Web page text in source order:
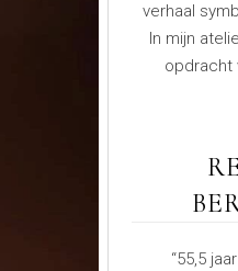
verhaal
In mijn
opdracht
“55,5